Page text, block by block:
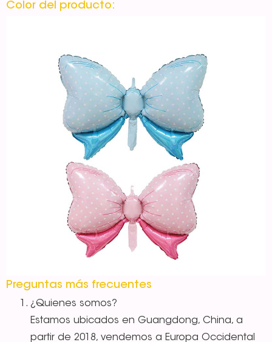
Color del producto:
Preguntas más frecuentes
¿Quienes somos?
Estamos ubicados en Guangdong, China, a
partir de 2018, vendemos a Europa Occidental